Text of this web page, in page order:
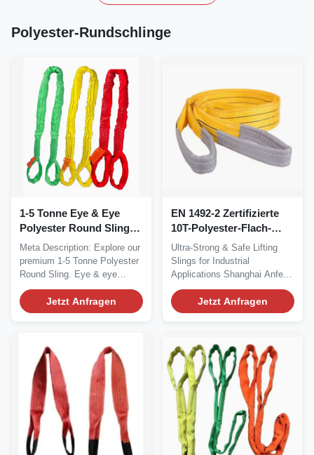
Polyester-Rundschlinge
1-5 Tonne Eye & Eye
Polyester Round Sling
Heavy-Duty Lifting
Solution
Meta Description: Explore our
premium 1-5 Tonne Polyester
Round Sling. Eye & eye
design for...
Jetzt Anfragen
EN 1492-2 Zertifizierte
10T-Polyester-Flach-
Auge- und -Augen-
Schleifen
Ultra-Strong & Safe Lifting
Slings for Industrial
Applications Shanghai Anfeng
Lifting &...
Jetzt Anfragen